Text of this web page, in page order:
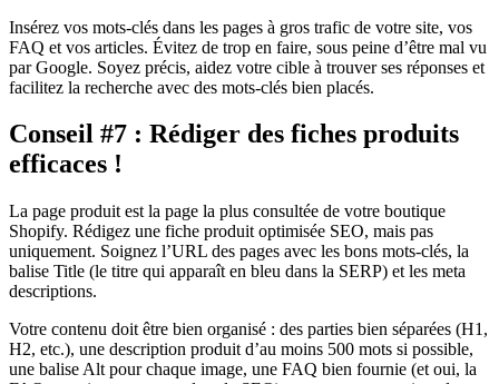
Insérez vos mots-clés dans les pages à gros trafic de votre site, vos
FAQ et vos articles. Évitez de trop en faire, sous peine d’être mal vu
par Google. Soyez précis, aidez votre cible à trouver ses réponses et
facilitez la recherche avec des mots-clés bien placés.
Conseil #7 : Rédiger des fiches produits
efficaces !
La page produit est la page la plus consultée de votre boutique
Shopify. Rédigez une fiche produit optimisée SEO, mais pas
uniquement. Soignez l’URL des pages avec les bons mots-clés, la
balise Title (le titre qui apparaît en bleu dans la SERP) et les meta
descriptions.
Votre contenu doit être bien organisé : des parties bien séparées (H1,
H2, etc.), une description produit d’au moins 500 mots si possible,
une balise Alt pour chaque image, une FAQ bien fournie (et oui, la